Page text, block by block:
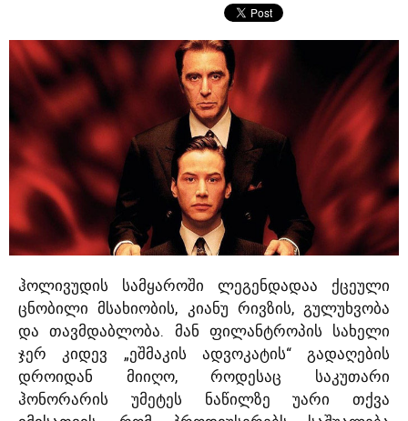
ჰოლივუდის სამყაროში ლეგენდადაა ქცეული
ცნობილი მსახიობის, კიანუ რივზის, გულუხვობა
და თავმდაბლობა. მან ფილანტროპის სახელი
ჯერ კიდევ „ეშმაკის ადვოკატის“ გადაღების
დროიდან მიიღო, როდესაც საკუთარი
ჰონორარის უმეტეს ნაწილზე უარი თქვა